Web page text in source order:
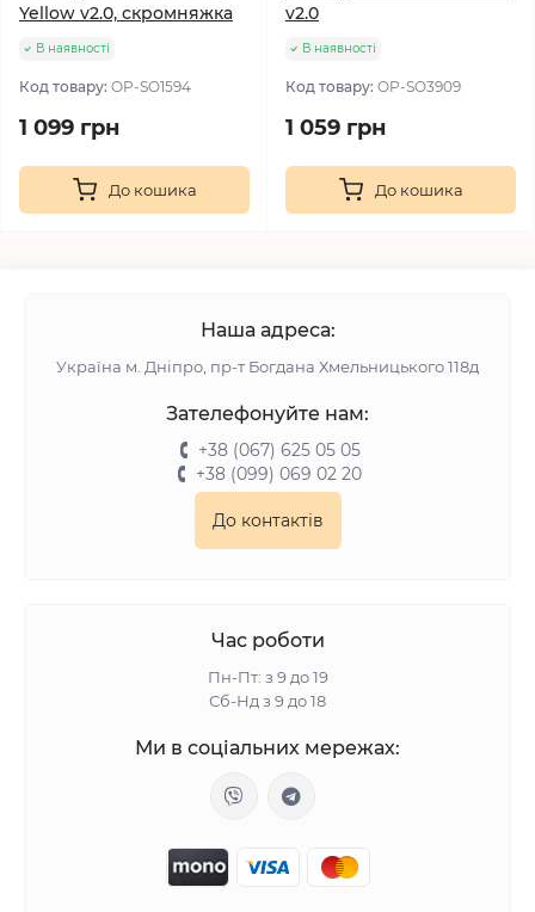
Yellow v2.0, скромняжка
В наявності
Код товару: OP-SO1594
1 099 грн
До кошика
v2.0
В наявності
Код товару: OP-SO3909
1 059 грн
До кошика
Наша адреса:
Українa м. Дніпро, пр-т Богдана Хмельницького 118д
Зателефонуйте нам:
+38 (067) 625 05 05
+38 (099) 069 02 20
До контактів
Час роботи
Пн-Пт: з 9 до 19
Сб-Нд з 9 до 18
Ми в соціальних мережах: